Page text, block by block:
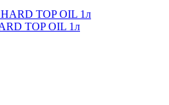
TOP OIL 1л